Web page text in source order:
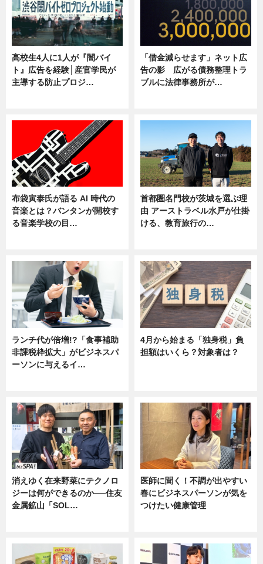
高校生4人に1人が『闇バイ
ト』広告を経験│産官学民が
主導する防止プロジ…
「借金減らせます」ネット広
告の影 広がる債務整理トラ
ブルに法律事務所が…
布袋寅泰氏が語る AI 時代の
音楽とは？バンタンが開校す
る音楽学校の目…
首都圏名門校が茨城を選ぶ理
由 アーストラベル水戸が仕掛
ける、教育旅行の…
ランチ代が倍増!?「食事補助
非課税枠拡大」がビジネスパ
ーソンに与えるイ…
4月から始まる「独身税」負
担額はいくら？対象者は？
消えゆく在来野菜にテクノロ
ジーは何ができるのか──住友
金属鉱山「SOL…
医師に聞く！不調が出やすい
春にビジネスパーソンが気を
つけたい健康管理